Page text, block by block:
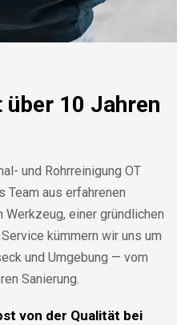
10 Jahren
und Rohrreinigung OT
Team aus erfahrenen
Werkzeug, einer gründlichen
kümmern wir uns um
und Umgebung — vom
Sanierung.
von der Qualität bei